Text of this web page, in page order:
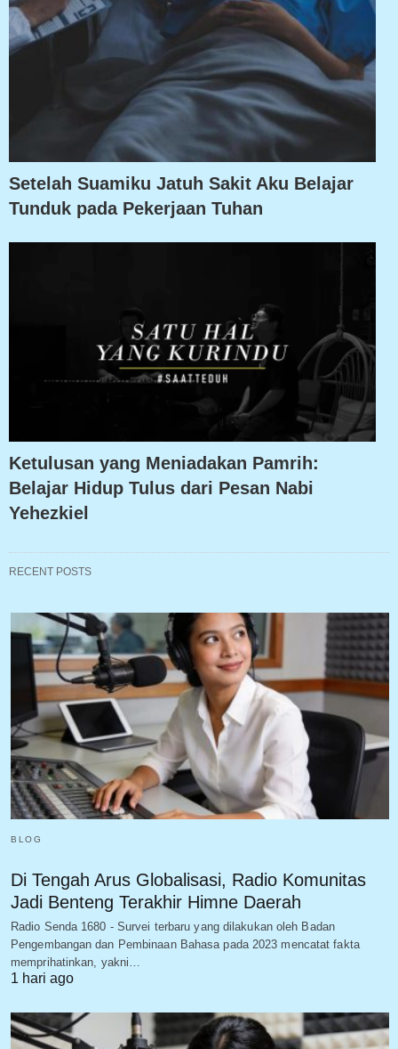
Setelah Suamiku Jatuh Sakit Aku Belajar
Tunduk pada Pekerjaan Tuhan
Ketulusan yang Meniadakan Pamrih:
Belajar Hidup Tulus dari Pesan Nabi
Yehezkiel
RECENT POSTS
BLOG
Di Tengah Arus Globalisasi, Radio Komunitas
Jadi Benteng Terakhir Himne Daerah
Radio Senda 1680 - Survei terbaru yang dilakukan oleh Badan
Pengembangan dan Pembinaan Bahasa pada 2023 mencatat fakta
memprihatinkan, yakni…
1 hari ago